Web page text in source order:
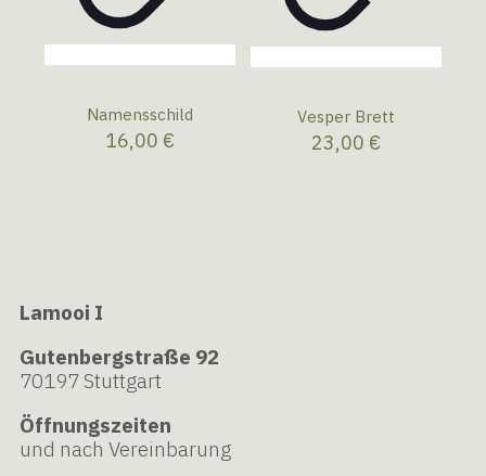
Namensschild
16,00 €
Vesper Brett
23,00 €
Lamooi I
Gutenbergstraße 92
70197 Stuttgart
Öffnungszeiten
und nach Vereinbarung